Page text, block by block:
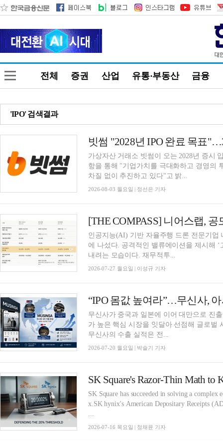
전체 증권 산업 유통·부동산 금융
'IPO' 검색결과
빗썸 "2028년 IPO 완료 목표
가상자산 거래소 빗썸이 오는 2028년 증시
항을 통해 "기업가치를 극대화하고 경영의
차질 없이 추진하고 있다"고 밝...
2026-08-03 월요일 | 정선은 기자
인공지능(AI) 기반 자율주행 드론 전문기업
에 나섰다. 공격적인 밸류에이션을 제시해
내려는 모습이다. 재무적투...
2026-07-27 월요일 | 이성규 기자
“IPO 몸값 높여라”…무신사,
무신사가 중국과 일본에 이어 대만으로 진
가 높은 핵심 시장을 잇달아 선점해 글로벌
무신사의 수출 실적은 전...
2026-07-20 월요일 | 박슬기 기자
SK Square's Razor-Thin Math to
SK Square has succeeded in solving a
x.SK hynix's American Depositary Receipts
...
2026-07-16 목요일 | 정채윤 기자